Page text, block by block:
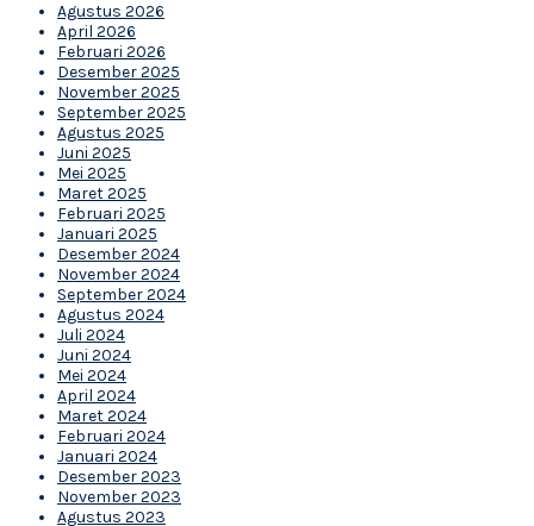
Agustus 2026
April 2026
Februari 2026
Desember 2025
November 2025
September 2025
Agustus 2025
Juni 2025
Mei 2025
Maret 2025
Februari 2025
Januari 2025
Desember 2024
November 2024
September 2024
Agustus 2024
Juli 2024
Juni 2024
Mei 2024
April 2024
Maret 2024
Februari 2024
Januari 2024
Desember 2023
November 2023
Agustus 2023